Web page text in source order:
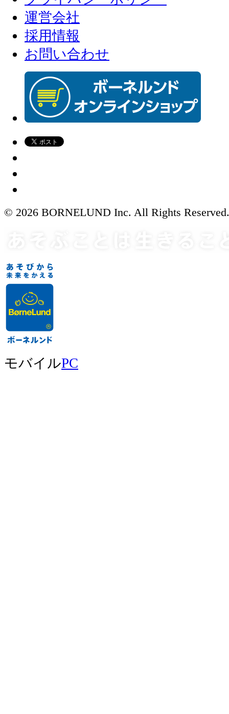
運営会社
採用情報
お問い合わせ
© 2026 BORNELUND Inc. All Rights Reserved.
モバイルPC